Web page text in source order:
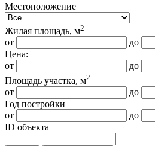
Местоположение
Жилая площадь, м2
от
до
Цена:
от
до
Площадь участка, м2
от
до
Год постройки
от
до
ID объекта